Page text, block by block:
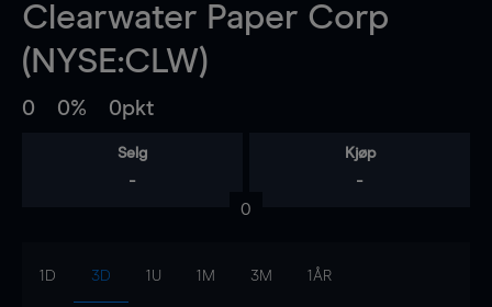
Clearwater Paper Corp
(NYSE:CLW)
0 0% 0pkt
Selg
-
Kjøp
-
0
1D 3D 1U 1M 3M 1ÅR